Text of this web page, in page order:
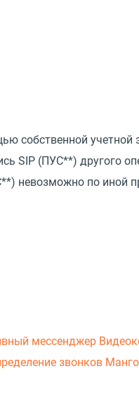
собственной учетной
SIP (ПУС**) другого
невозможно по иной
мессенджер
звонков